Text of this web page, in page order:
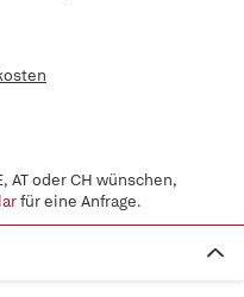
AT oder CH wünschen,
für eine Anfrage.